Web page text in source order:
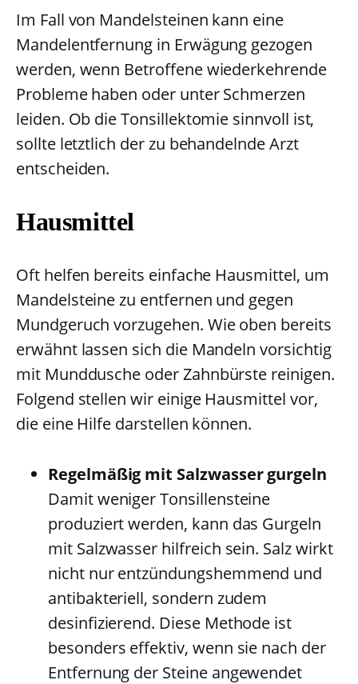
Im Fall von Mandelsteinen kann eine
Mandelentfernung in Erwägung gezogen
werden, wenn Betroffene wiederkehrende
Probleme haben oder unter Schmerzen
leiden. Ob die Tonsillektomie sinnvoll ist,
sollte letztlich der zu behandelnde Arzt
entscheiden.
Hausmittel
Oft helfen bereits einfache Hausmittel, um
Mandelsteine zu entfernen und gegen
Mundgeruch vorzugehen. Wie oben bereits
erwähnt lassen sich die Mandeln vorsichtig
mit Munddusche oder Zahnbürste reinigen.
Folgend stellen wir einige Hausmittel vor,
die eine Hilfe darstellen können.
Regelmäßig mit Salzwasser gurgeln
Damit weniger Tonsillensteine
produziert werden, kann das Gurgeln
mit Salzwasser hilfreich sein. Salz wirkt
nicht nur entzündungshemmend und
antibakteriell, sondern zudem
desinfizierend. Diese Methode ist
besonders effektiv, wenn sie nach der
Entfernung der Steine angewendet